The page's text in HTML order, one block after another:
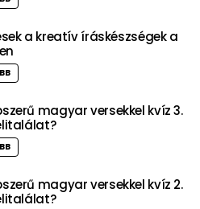
a kreatív íráskészségek a
magyar versekkel kvíz 3.
magyar versekkel kvíz 2.